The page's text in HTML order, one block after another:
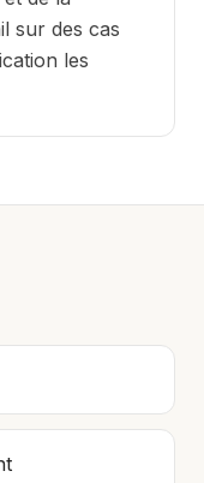
sur des cas
les